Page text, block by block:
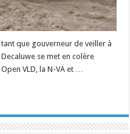
tant que gouverneur de veiller à
se met en colère
VLD, la N-VA et …